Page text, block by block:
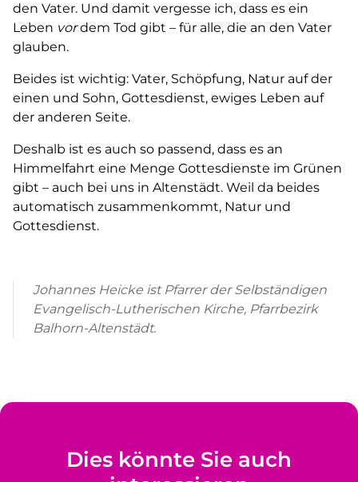
den Vater. Und damit vergesse ich, dass es ein
Leben vordem Tod gibt – für alle, die an den Vater
glauben.
Beides ist wichtig: Vater, Schöpfung, Natur auf der
einen und Sohn, Gottesdienst, ewiges Leben auf
der anderen Seite.
Deshalb ist es auch so passend, dass es an
Himmelfahrt eine Menge Gottesdienste im Grünen
gibt – auch bei uns in Altenstädt. Weil da beides
automatisch zusammenkommt, Natur und
Gottesdienst.
Johannes Heicke ist Pfarrer derSelbständigen
Evangelisch-Lutherischen Kirche, Pfarrbezirk
Balhorn-Altenstädt.
Dies könnte Sie auch